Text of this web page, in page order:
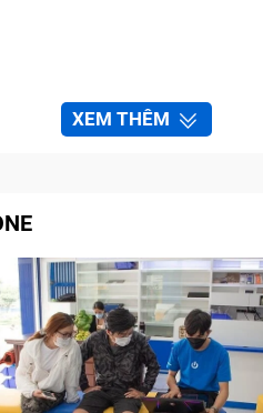
XEM THÊM